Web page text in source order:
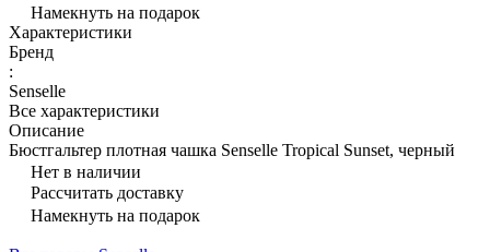
Намекнуть на подарок
Характеристики
Бренд
:
Senselle
Все характеристики
Описание
Бюстгальтер плотная чашка Senselle Tropical Sunset, черный
Нет в наличии
Рассчитать доставку
Намекнуть на подарок